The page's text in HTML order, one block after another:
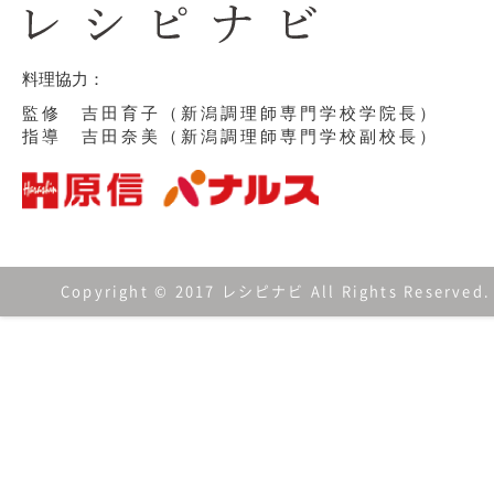
料理協力：
監修 吉田育子（新潟調理師専門学校学院長）
指導 吉田奈美（新潟調理師専門学校副校長）
Copyright © 2017 レシピナビ All Rights Reserved.